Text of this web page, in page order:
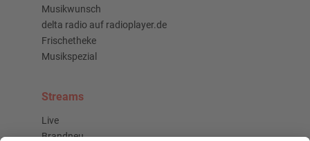
Musikwunsch
delta radio auf radioplayer.de
Frischetheke
Musikspezial
Streams
Live
Brandneu